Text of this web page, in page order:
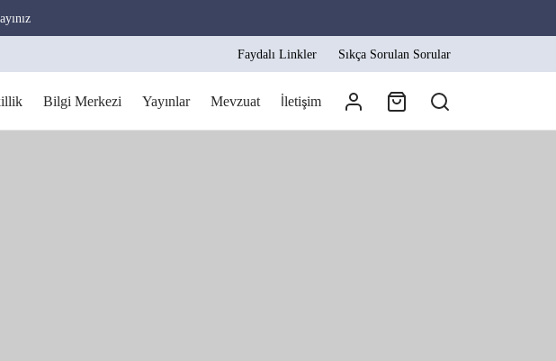
Faydalı Linkler Sıkça Sorulan Sorular
Bilgi Merkezi Yayınlar Mevzuat İletişim